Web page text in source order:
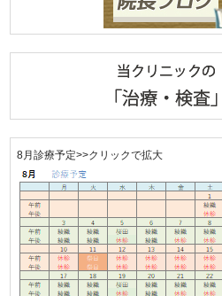
8月診療予定>>クリックで拡大